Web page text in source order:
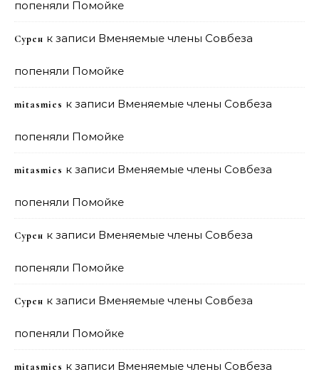
попеняли Помойке
Сурен к записи Вменяемые члены Совбеза
попеняли Помойке
mitasmies к записи Вменяемые члены Совбеза
попеняли Помойке
mitasmies к записи Вменяемые члены Совбеза
попеняли Помойке
Сурен к записи Вменяемые члены Совбеза
попеняли Помойке
Сурен к записи Вменяемые члены Совбеза
попеняли Помойке
mitasmies к записи Вменяемые члены Совбеза